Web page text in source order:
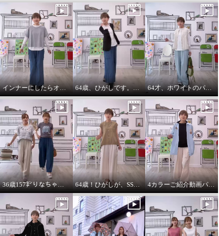
インナーにしたらオールシーズンいけます。インナーパーカー❤️ 64歳、ひがしです。わたしの時代は、やっぱりジャケットにパーカーを出す‼️ 64才、ホワイトのパーカーインナーはスタイリングに万能です。
36歳157㌢りなちゃんは60㌢丈、64歳163㌢のひがしは65㌢丈を履く 64歳！ひがしが、SSVのベスト最高！推し‼️コーデ 4カラーご紹介動画パーカー付きのインナーは、凄い使えます。